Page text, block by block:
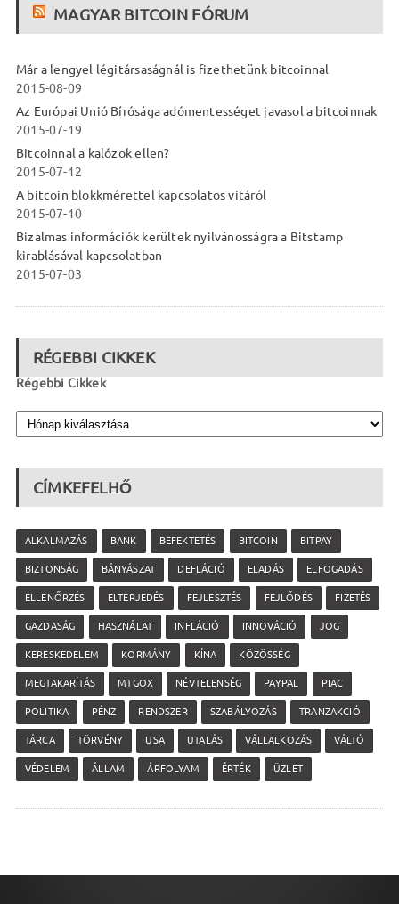
MAGYAR BITCOIN FÓRUM
Már a lengyel légitársaságnál is fizethetünk bitcoinnal
2015-08-09
Az Európai Unió Bírósága adómentességet javasol a bitcoinnak
2015-07-19
Bitcoinnal a kalózok ellen?
2015-07-12
A bitcoin blokkmérettel kapcsolatos vitáról
2015-07-10
Bizalmas információk kerültek nyilvánosságra a Bitstamp
kirablásával kapcsolatban
2015-07-03
RÉGEBBI CIKKEK
Régebbi Cikkek
CÍMKEFELHŐ
ALKALMAZÁS BANK BEFEKTETÉS BITCOIN BITPAY
BIZTONSÁG BÁNYÁSZAT DEFLÁCIÓ ELADÁS ELFOGADÁS
ELLENŐRZÉS ELTERJEDÉS FEJLESZTÉS FEJLŐDÉS FIZETÉS
GAZDASÁG HASZNÁLAT INFLÁCIÓ INNOVÁCIÓ JOG
KERESKEDELEM KORMÁNY KÍNA KÖZÖSSÉG
MEGTAKARÍTÁS MTGOX NÉVTELENSÉG PAYPAL PIAC
POLITIKA PÉNZ RENDSZER SZABÁLYOZÁS TRANZAKCIÓ
TÁRCA TÖRVÉNY USA UTALÁS VÁLLALKOZÁS VÁLTÓ
VÉDELEM ÁLLAM ÁRFOLYAM ÉRTÉK ÜZLET